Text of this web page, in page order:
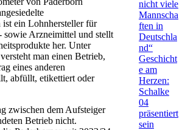
ist ein Lohnhersteller für
sowie Arzneimittel und stellt
her. Unter
man einen Betrieb,
eines anderen
abfüllt, etikettiert oder
zwischen dem Aufsteiger
Betrieb nicht.
nicht viele
Mannscha
ften in
Deutschla
nd“
Geschicht
e am
Herzen:
Schalke
04
präsentiert
sein